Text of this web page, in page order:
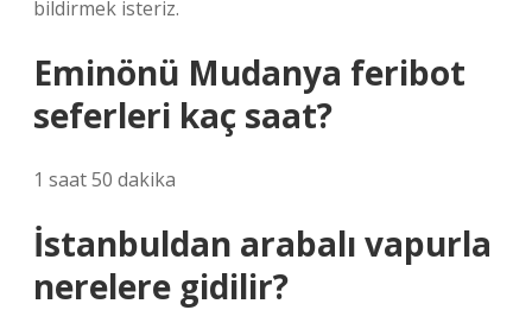
bildirmek isteriz.
Eminönü Mudanya feribot
seferleri kaç saat?
1 saat 50 dakika
İstanbuldan arabalı vapurla
nerelere gidilir?